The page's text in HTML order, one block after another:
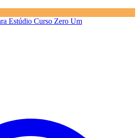
Estúdio Curso Zero Um